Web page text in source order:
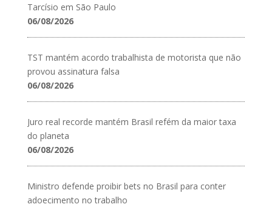
Tarcísio em São Paulo
06/08/2026
TST mantém acordo trabalhista de motorista que não
provou assinatura falsa
06/08/2026
Juro real recorde mantém Brasil refém da maior taxa
do planeta
06/08/2026
Ministro defende proibir bets no Brasil para conter
adoecimento no trabalho